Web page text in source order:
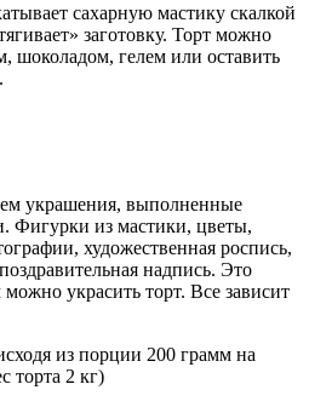
сахарную мастику скалкой
заготовку. Торт можно
шоколадом, гелем или оставить
украшения, выполненные
Фигурки из мастики, цветы,
художественная роспись,
надпись. Это
украсить торт. Все зависит
из порции 200 грамм на
торта 2 кг)